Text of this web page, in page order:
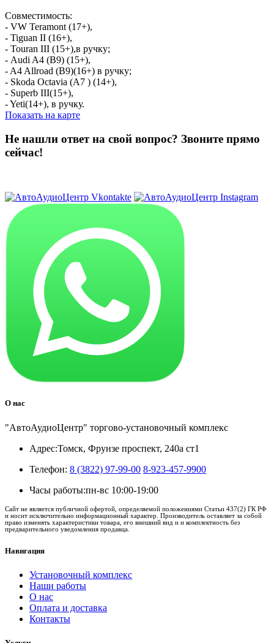
Совместимость:
- VW Teramont (17+),
- Tiguan II (16+),
- Touran III (15+),в ручку;
- Audi A4 (B9) (15+),
- A4 Allroad (B9)(16+) в ручку;
- Skoda Octavia (A7 ) (14+),
- Superb III(15+),
- Yeti(14+), в ручку.
Показать на карте
Не нашли ответ на свой вопрос? Звоните прямо
сейчас!
О нас
"АвтоАудиоЦентр" торгово-установочный комплекс
Адрес:Томск, Фрунзе проспект, 240а ст1
Телефон: 8 (3822) 97-99-00 8-923-457-9900
Часы работы:пн-вс 10:00-19:00
Сайт не является публичной офертой, определяемой положениями Статьи 437(2) ГК РФ
и носит исключительно информационный характер. Производитель оставляет за собой
право изменять характеристики товара, его внешний вид и и комплектность без
предварительного уведомления продавца.
Навигация
Установочный комплекс
Наши работы
О нас
Оплата и доставка
Контакты